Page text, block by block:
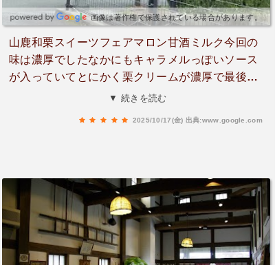
画像は著作権で保護されている場合があります。
山鹿和栗スイーツフェアマロン甘酒ミルク今回の
味は濃厚でしたなかにもキャラメルっぽいソース
が入っていてとにかく栗クリームが濃厚で最後ま
で味が楽しめます時期的にも入りやすいと思うの
▼ 続きを読む
2025/10/17(金) 出典:www.google.com